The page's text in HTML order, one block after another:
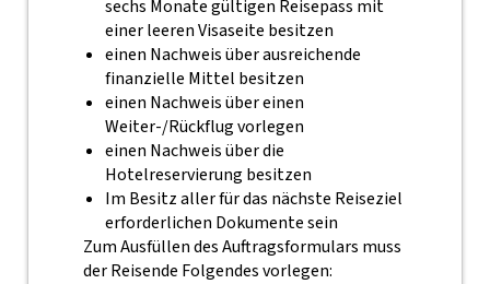
sechs Monate gültigen Reisepass mit
einer leeren Visaseite besitzen
einen Nachweis über ausreichende
finanzielle Mittel besitzen
einen Nachweis über einen
Weiter-/Rückflug vorlegen
einen Nachweis über die
Hotelreservierung besitzen
Im Besitz aller für das nächste Reiseziel
erforderlichen Dokumente sein
Zum Ausfüllen des Auftragsformulars muss
der Reisende Folgendes vorlegen: